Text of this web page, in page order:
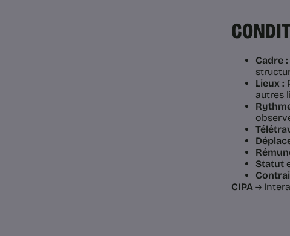
Cadre :
Lieux :
autres
Statut
CIPA →